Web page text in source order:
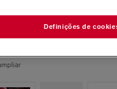
Definições de